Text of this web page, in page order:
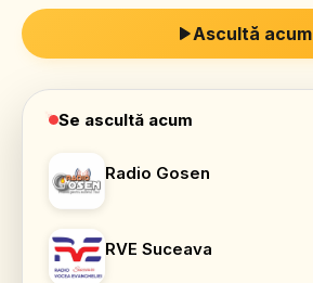
Ascultă acum
Se ascultă acum
Radio Gosen
RVE Suceava